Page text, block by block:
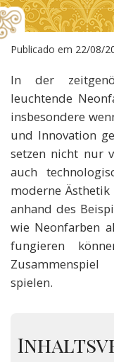
Publicado em 22/08/
In der
leuchtende
insbesondere
und Innovation
setzen nicht nur
auch
moderne
anhand des
wie Neonfarben
fungieren
spielen.